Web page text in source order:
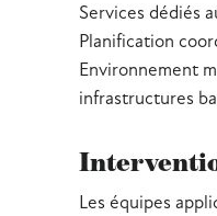
Services dédiés
Planification
Environnement
infrastructures
Les équipes